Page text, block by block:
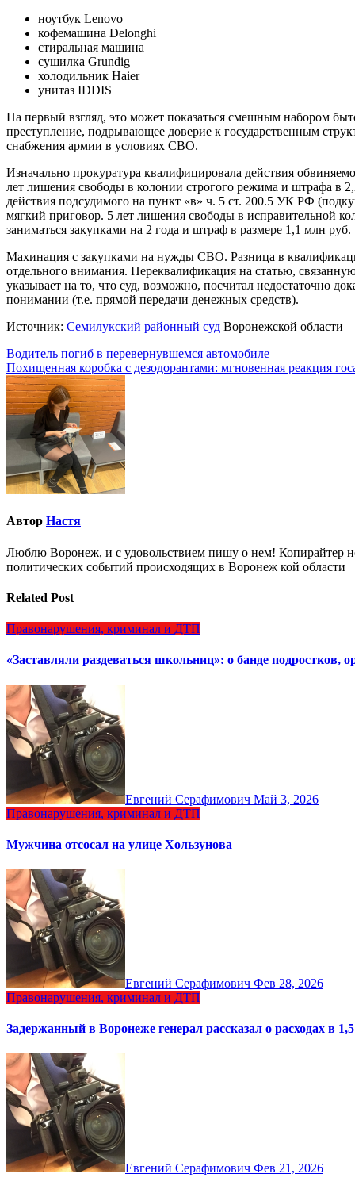
ноутбук Lenovo
кофемашина Delonghi
стиральная машина
сушилка Grundig
холодильник Haier
унитаз IDDIS
На первый взгляд, это может показаться смешным набором
преступление, подрывающее доверие к государственным
снабжения армии в условиях СВО.
Изначально прокуратура квалифицировала действия
лет лишения свободы в колонии строгого режима и штрафа в
действия подсудимого на пункт «в» ч. 5 ст. 200.5 УК РФ
мягкий приговор. 5 лет лишения свободы в исправительной
заниматься закупками на 2 года и штраф в размере 1,1 млн руб.
Махинация с закупками на нужды СВО. Разница в
отдельного внимания. Переквалификация на статью,
указывает на то, что суд, возможно, посчитал недостаточно
понимании (т.е. прямой передачи денежных средств).
Источник: Семилукский районный суд Воронежской области
Навигация
по
записям
Водитель погиб в перевернувшемся автомобиле
Похищенная коробка с дезодорантами: мгновенная реакция
Автор Настя
Люблю Воронеж, и с удовольствием пишу о нем! Копирайтер
политических событий происходящих в Воронеж кой области
Related Post
Правонарушения, криминал и ДТП
«Заставляли раздеваться школьниц»: о банде
Евгений Серафимович Май 3, 2026
Правонарушения, криминал и ДТП
Мужчина отсосал на улице Хользунова
Евгений Серафимович Фев 28, 2026
Правонарушения, криминал и ДТП
Задержанный в Воронеже генерал рассказал о расходах в
Евгений Серафимович Фев 21, 2026